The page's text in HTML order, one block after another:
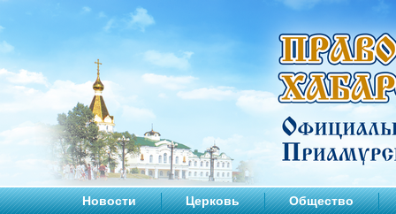
Новости Церковь Общество